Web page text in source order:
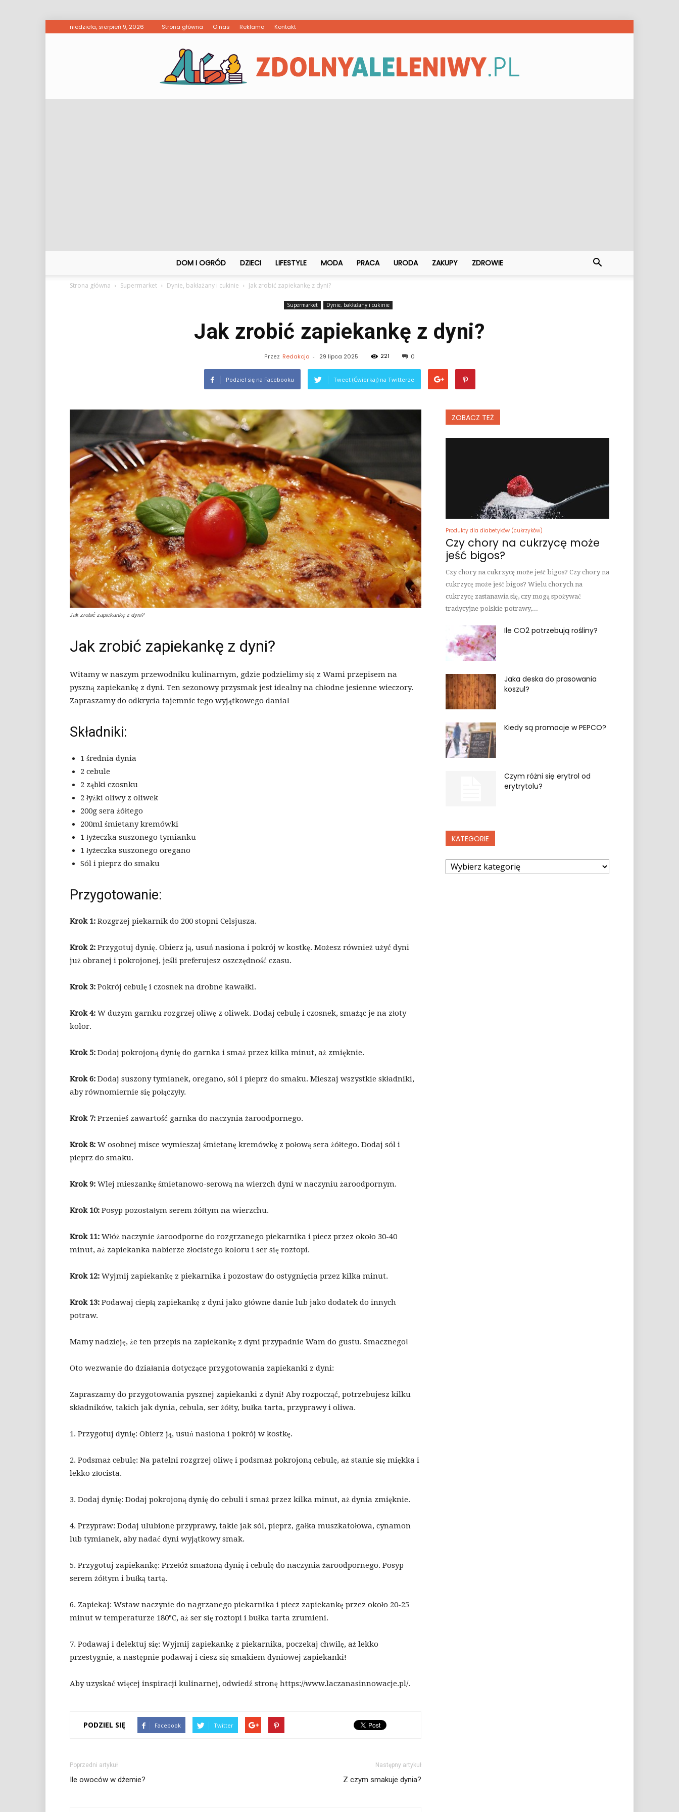
niedziela, sierpień 9, 2026 Strona główna O nas Reklama Kontakt
DOM I OGRÓD DZIECI LIFESTYLE MODA PRACA URODA ZAKUPY ZDROWIE
Strona główna Supermarket Dynie, bakłażany i cukinie Jak zrobić zapiekankę z dyni?
Supermarket Dynie, bakłażany i cukinie
Jak zrobić zapiekankę z dyni?
Przez Redakcja - 29 lipca 2025 221 0
Podziel się na Facebooku Tweet (Ćwierkaj) na Twitterze
Jak zrobić zapiekankę z dyni?
Jak zrobić zapiekankę z dyni?
Witamy w naszym przewodniku kulinarnym, gdzie podzielimy się z Wami przepisem na
pyszną zapiekankę z dyni. Ten sezonowy przysmak jest idealny na chłodne jesienne wieczory.
Zapraszamy do odkrycia tajemnic tego wyjątkowego dania!
Składniki:
1 średnia dynia
2 cebule
2 ząbki czosnku
2 łyżki oliwy z oliwek
200g sera żółtego
200ml śmietany kremówki
1 łyżeczka suszonego tymianku
1 łyżeczka suszonego oregano
Sól i pieprz do smaku
Przygotowanie:
Krok 1: Rozgrzej piekarnik do 200 stopni Celsjusza.
Krok 2: Przygotuj dynię. Obierz ją, usuń nasiona i pokrój w kostkę. Możesz również użyć dyni
już obranej i pokrojonej, jeśli preferujesz oszczędność czasu.
Krok 3: Pokrój cebulę i czosnek na drobne kawałki.
Krok 4: W dużym garnku rozgrzej oliwę z oliwek. Dodaj cebulę i czosnek, smażąc je na złoty
kolor.
Krok 5: Dodaj pokrojoną dynię do garnka i smaż przez kilka minut, aż zmięknie.
Krok 6: Dodaj suszony tymianek, oregano, sól i pieprz do smaku. Mieszaj wszystkie składniki,
aby równomiernie się połączyły.
Krok 7: Przenieś zawartość garnka do naczynia żaroodpornego.
Krok 8: W osobnej misce wymieszaj śmietanę kremówkę z połową sera żółtego. Dodaj sól i
pieprz do smaku.
Krok 9: Wlej mieszankę śmietanowo-serową na wierzch dyni w naczyniu żaroodpornym.
Krok 10: Posyp pozostałym serem żółtym na wierzchu.
Krok 11: Włóż naczynie żaroodporne do rozgrzanego piekarnika i piecz przez około 30-40
minut, aż zapiekanka nabierze złocistego koloru i ser się roztopi.
Krok 12: Wyjmij zapiekankę z piekarnika i pozostaw do ostygnięcia przez kilka minut.
Krok 13: Podawaj ciepłą zapiekankę z dyni jako główne danie lub jako dodatek do innych
potraw.
Mamy nadzieję, że ten przepis na zapiekankę z dyni przypadnie Wam do gustu. Smacznego!
Oto wezwanie do działania dotyczące przygotowania zapiekanki z dyni:
Zapraszamy do przygotowania pysznej zapiekanki z dyni! Aby rozpocząć, potrzebujesz kilku
składników, takich jak dynia, cebula, ser żółty, bułka tarta, przyprawy i oliwa.
1. Przygotuj dynię: Obierz ją, usuń nasiona i pokrój w kostkę.
2. Podsmaż cebulę: Na patelni rozgrzej oliwę i podsmaż pokrojoną cebulę, aż stanie się miękka i
lekko złocista.
3. Dodaj dynię: Dodaj pokrojoną dynię do cebuli i smaż przez kilka minut, aż dynia zmięknie.
4. Przypraw: Dodaj ulubione przyprawy, takie jak sól, pieprz, gałka muszkatołowa, cynamon
lub tymianek, aby nadać dyni wyjątkowy smak.
5. Przygotuj zapiekankę: Przełóż smażoną dynię i cebulę do naczynia żaroodpornego. Posyp
serem żółtym i bułką tartą.
6. Zapiekaj: Wstaw naczynie do nagrzanego piekarnika i piecz zapiekankę przez około 20-25
minut w temperaturze 180°C, aż ser się roztopi i bułka tarta zrumieni.
7. Podawaj i delektuj się: Wyjmij zapiekankę z piekarnika, poczekaj chwilę, aż lekko
przestygnie, a następnie podawaj i ciesz się smakiem dyniowej zapiekanki!
Aby uzyskać więcej inspiracji kulinarnej, odwiedź stronę https://www.laczanasinnowacje.pl/.
PODZIEL SIĘ Facebook Twitter
Poprzedni artykuł
Ile owoców w dżemie?
Następny artykuł
Z czym smakuje dynia?
ZOBACZ TEŻ
Produkty dla diabetyków (cukrzyków)
Czy chory na cukrzycę może
jeść bigos?
Czy chory na cukrzycę może jeść bigos? Czy chory na
cukrzycę może jeść bigos? Wielu chorych na
cukrzycę zastanawia się, czy mogą spożywać
tradycyjne polskie potrawy,...
Ile CO2 potrzebują rośliny?
Jaka deska do prasowania
koszul?
Kiedy są promocje w PEPCO?
Czym różni się erytrol od
erytrytolu?
KATEGORIE
Kategorie